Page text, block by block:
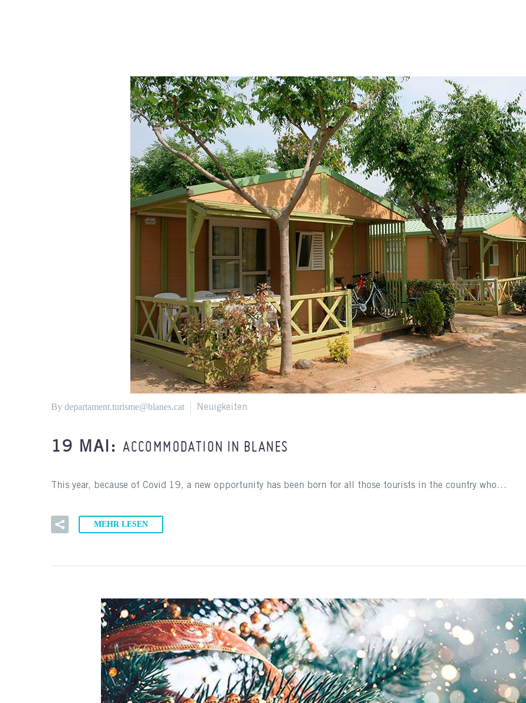
By departament.turisme@blanes.cat Neuigkeiten
19 MAI:ACCOMMODATION IN BLANES
This year, because of Covid 19, a new opportunity has been born for all those tourists in the country who…
MEHR LESEN